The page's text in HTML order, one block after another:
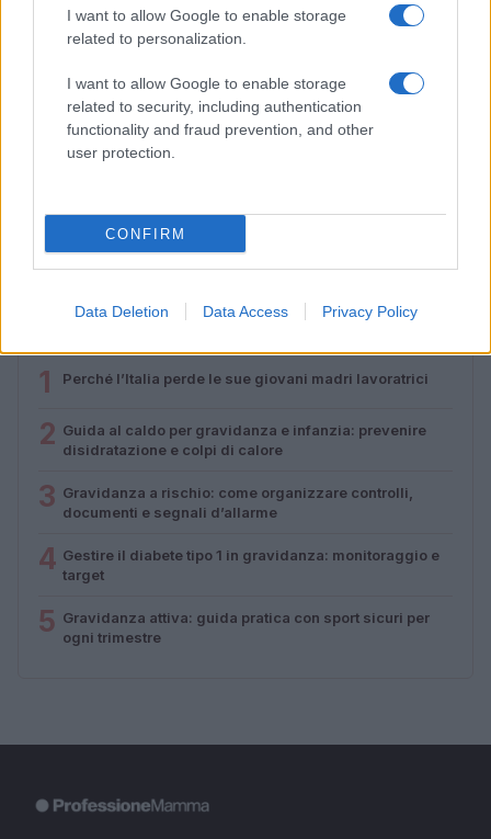
I want to allow Google to enable storage
related to personalization.
I want to allow Google to enable storage
related to security, including authentication
functionality and fraud prevention, and other
user protection.
CONFIRM
Data Deletion Data Access Privacy Policy
documenti e segnali d’allarme
Beatrice Bonaventura · 4 Ago 2026
1 Perché l’Italia perde le sue giovani madri lavoratrici
2 Guida al caldo per gravidanza e infanzia: prevenire
disidratazione e colpi di calore
3 Gravidanza a rischio: come organizzare controlli,
documenti e segnali d’allarme
4 Gestire il diabete tipo 1 in gravidanza: monitoraggio e
target
5 Gravidanza attiva: guida pratica con sport sicuri per
ogni trimestre